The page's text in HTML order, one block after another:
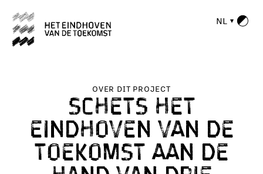
NL
OVER DIT PROJECT
SCHETS HET
EINDHOVEN VAN DE
TOEKOMST AAN DE